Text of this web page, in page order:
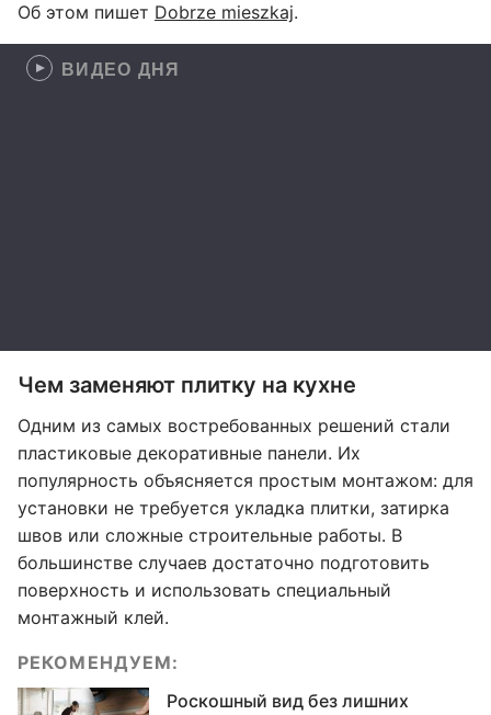
Об этом пишет Dobrze mieszkaj.
ВИДЕО ДНЯ
Чем заменяют плитку на кухне
Одним из самых востребованных решений стали
пластиковые декоративные панели. Их
популярность объясняется простым монтажом: для
установки не требуется укладка плитки, затирка
швов или сложные строительные работы. В
большинстве случаев достаточно подготовить
поверхность и использовать специальный
монтажный клей.
РЕКОМЕНДУЕМ:
Роскошный вид без лишних